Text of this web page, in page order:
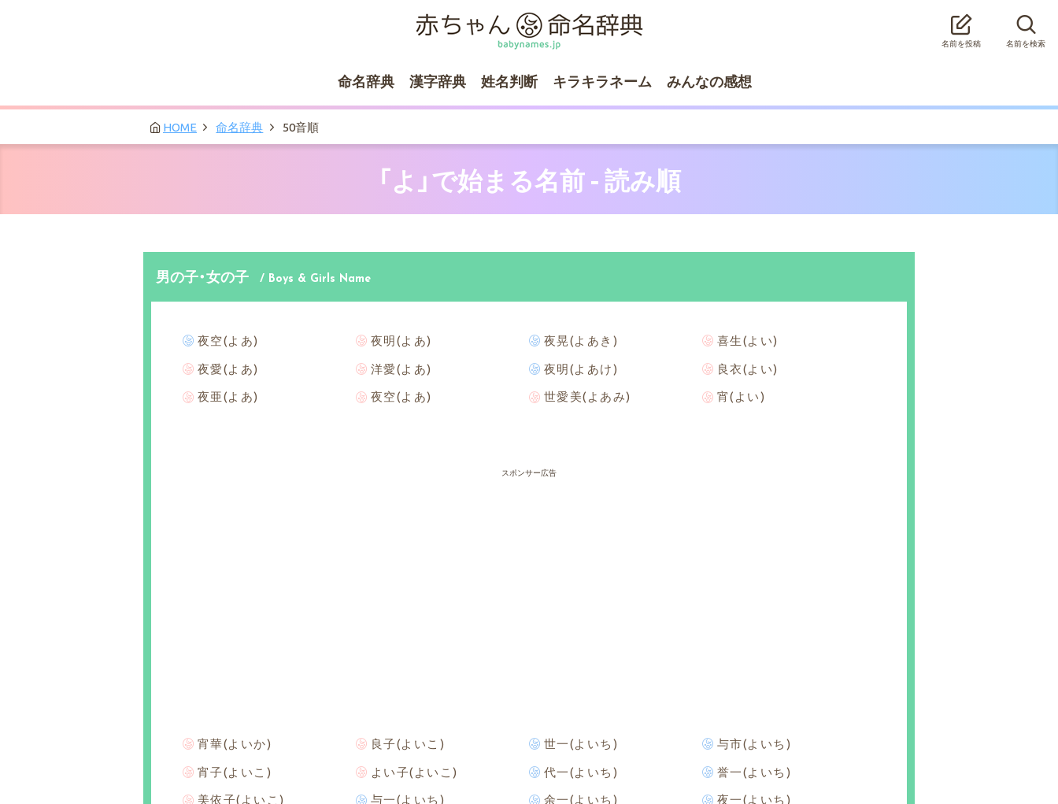
名前を投稿 名前を検索
命名辞典 漢字辞典 姓名判断 キラキラネーム みんなの感想
HOME 命名辞典 50音順
「よ」で始まる名前 - 読み順
男の子・女の子 / Boys & Girls Name
夜空(よあ)
夜愛(よあ)
夜亜(よあ)
夜明(よあ)
洋愛(よあ)
夜空(よあ)
夜晃(よあき)
夜明(よあけ)
世愛美(よあみ)
喜生(よい)
良衣(よい)
宵(よい)
スポンサー広告
宵華(よいか)
宵子(よいこ)
美依子(よいこ)
良子(よいこ)
よい子(よいこ)
与一(よいち)
世一(よいち)
代一(よいち)
余一(よいち)
与市(よいち)
誉一(よいち)
夜一(よいち)